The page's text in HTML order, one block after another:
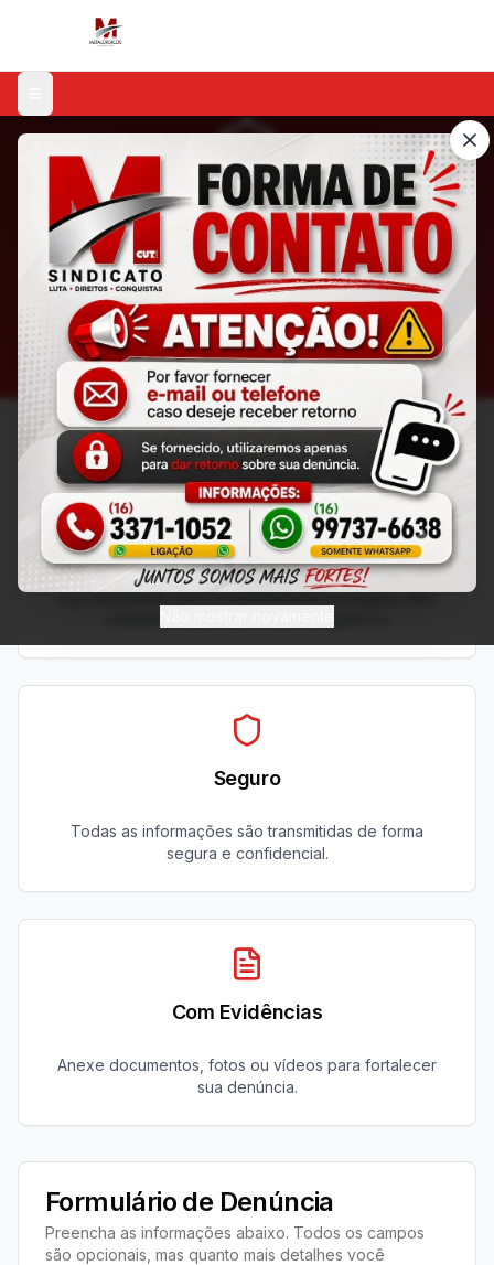
Canal de Denúncias
Faça sua denúncia de forma segura e
anônimaasasa
100% Anônimo
Sua identidade será completamente protegida. Não
Seguro
Todas as informações são transmitidas de forma
segura e confidencial.
Com Evidências
Anexe documentos, fotos ou vídeos para fortalecer
sua denúncia.
Formulário de Denúncia
Preencha as informações abaixo. Todos os campos
são opcionais, mas quanto mais detalhes você